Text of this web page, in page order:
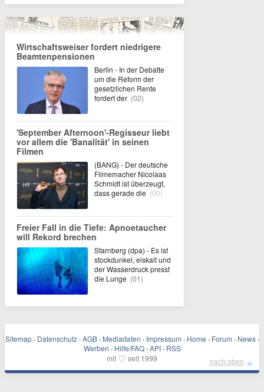
Wirtschaftsweiser fordert niedrigere
Beamtenpensionen
Berlin - In der Debatte
um die Reform der
gesetzlichen Rente
fordert der (02)
'September Afternoon'-Regisseur liebt
vor allem die 'Banalität' in seinen
Filmen
(BANG) - Der deutsche
Filmemacher Nicolaas
Schmidt ist überzeugt,
dass gerade die (00)
Freier Fall in die Tiefe: Apnoetaucher
will Rekord brechen
Starnberg (dpa) - Es ist
stockdunkel, eiskalt und
der Wasserdruck presst
die Lunge (01)
Sitemap · Datenschutz · AGB · Mediadaten · Impressum · Home · Forum · News ·
Werben · Hilfe/FAQ · API · RSS
mit ♡ seit 1999 nach oben ▲